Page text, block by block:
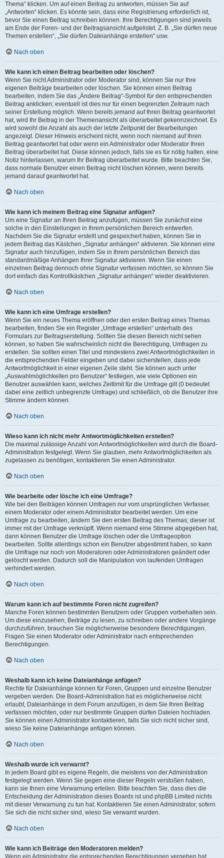
Thema“ klicken. Um auf einen Beitrag zu antworten, müssen Sie auf
„Antworten“ klicken. Es könnte sein, dass eine Registrierung erforderlich ist,
bevor Sie einen Beitrag schreiben können. Ihre Berechtigungen sind jeweils
am Ende der Foren- und der Beitragsansicht aufgelistet. Z. B. „Sie dürfen neue
Themen erstellen“, „Sie dürfen Dateianhänge erstellen“ usw.
Nach oben
Wie kann ich einen Beitrag bearbeiten oder löschen?
Wenn Sie nicht Administrator oder Moderator sind, können Sie nur Ihre
eigenen Beiträge bearbeiten oder löschen. Sie können einen Beitrag
bearbeiten, indem Sie das „Ändere Beitrag“-Symbol für den entsprechenden
Beitrag anklicken; eventuell ist dies nur für einen begrenzten Zeitraum nach
seiner Erstellung möglich. Wenn bereits jemand auf Ihren Beitrag geantwortet
hat, wird Ihr Beitrag in der Themenansicht als überarbeitet gekennzeichnet. Es
wird sowohl die Anzahl als auch der letzte Zeitpunkt der Bearbeitungen
angezeigt. Dieser Hinweis erscheint nicht, wenn noch niemand auf Ihren
Beitrag geantwortet hat oder wenn ein Administrator oder Moderator Ihren
Beitrag überarbeitet hat. Diese können jedoch, falls sie es für nötig halten, eine
Notiz hinterlassen, warum Ihr Beitrag überarbeitet wurde. Bitte beachten Sie,
dass normale Benutzer einen Beitrag nicht löschen können, wenn bereits
jemand darauf geantwortet hat.
Nach oben
Wie kann ich meinem Beitrag eine Signatur anfügen?
Um eine Signatur an Ihren Beitrag anzufügen, müssen Sie zunächst eine
solche in den Einstellungen in Ihrem persönlichen Bereich entwerfen.
Nachdem Sie die Signatur erstellt und gespeichert haben, können Sie in
jedem Beitrag das Kästchen „Signatur anhängen“ aktivieren. Sie können eine
Signatur auch hinzufügen, indem Sie in Ihrem persönlichen Bereich das
standardmäßige Anhängen Ihrer Signatur aktivieren. Wenn Sie einen
einzelnen Beitrag dennoch ohne Signatur verfassen möchten, so können Sie
dort einfach das Kontrollkästchen „Signatur anhängen“ wieder deaktivieren.
Nach oben
Wie kann ich eine Umfrage erstellen?
Wenn Sie ein neues Thema eröffnen oder den ersten Beitrag eines Themas
bearbeiten, finden Sie ein Register „Umfrage erstellen“ unterhalb des
Formulars zur Beitragserstellung. Sollten Sie diesen Bereich nicht sehen
können, so haben Sie wahrscheinlich nicht die Berechtigung, Umfragen zu
erstellen. Sie sollten einen Titel und mindestens zwei Antwortmöglichkeiten in
die entsprechenden Felder eingeben und dabei sicherstellen, dass jede
Antwortmöglichkeit in einer eigenen Zeile steht. Sie können auch unter
„Auswahlmöglichkeiten pro Benutzer“ festlegen, wie viele Optionen ein
Benutzer auswählen kann, welches Zeitlimit für die Umfrage gilt (0 bedeutet
dabei eine zeitlich unbegrenzte Umfrage) und schließlich, ob die Benutzer ihre
Stimme ändern können.
Nach oben
Wieso kann ich nicht mehr Antwortmöglichkeiten erstellen?
Die maximal zulässige Anzahl von Antwortmöglichkeiten wird durch die Board-
Administration festgelegt. Wenn Sie glauben, mehr Antwortmöglichkeiten als
zugelassen zu benötigen, kontaktieren Sie einen Administrator.
Nach oben
Wie bearbeite oder lösche ich eine Umfrage?
Wie bei den Beiträgen können Umfragen nur vom ursprünglichen Verfasser,
einem Moderator oder einem Administrator bearbeitet werden. Um eine
Umfrage zu bearbeiten, ändern Sie den ersten Beitrag des Themas; dieser ist
immer mit der Umfrage verknüpft. Wenn niemand eine Stimme abgegeben hat,
dann können Benutzer die Umfrage löschen oder die Umfrageoption
bearbeiten. Sollte allerdings schon ein Benutzer abgestimmt haben, so kann
die Umfrage nur noch von Moderatoren oder Administratoren geändert oder
gelöscht werden. Dadurch soll die Manipulation von laufenden Umfragen
verhindert werden.
Nach oben
Warum kann ich auf bestimmte Foren nicht zugreifen?
Manche Foren können bestimmten Benutzern oder Gruppen vorbehalten sein.
Um diese einzusehen, Beiträge zu lesen, zu schreiben oder andere Vorgänge
durchzuführen, brauchen Sie möglicherweise besondere Berechtigungen.
Fragen Sie einen Moderator oder Administrator nach entsprechenden
Berechtigungen.
Nach oben
Weshalb kann ich keine Dateianhänge anfügen?
Rechte für Dateianhänge können für Foren, Gruppen und einzelne Benutzer
vergeben werden. Die Board-Administration hat es möglicherweise nicht
erlaubt, Dateianhänge in dem Forum anzufügen, in dem Sie Ihren Beitrag
verfassen möchten, oder nur bestimmte Gruppen dürfen Dateien hochladen.
Sie können einen Administrator kontaktieren, falls Sie sich nicht sicher sind,
wieso Sie keine Dateianhänge anfügen können.
Nach oben
Weshalb wurde ich verwarnt?
In jedem Board gibt es eigene Regeln, die meistens von der Administration
festgelegt werden. Wenn Sie gegen eine dieser Regeln verstoßen haben,
kann sie Ihnen eine Verwarnung erteilen. Bitte beachten Sie, dass dies die
Entscheidung der Administration dieses Boards ist und phpBB Limited nichts
mit dieser Verwarnung zu tun hat. Kontaktieren Sie einen Administrator, sofern
Sie sich die nicht sicher sind, wieso Sie verwarnt wurden.
Nach oben
Wie kann ich Beiträge den Moderatoren melden?
Wenn ein Administrator die entsprechenden Berechtigungen vergeben hat,